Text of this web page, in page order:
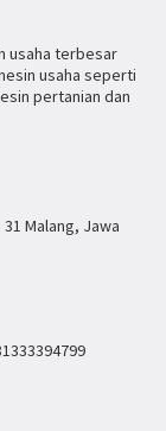
usaha terbesar
usaha seperti
pertanian dan
31 Malang, Jawa